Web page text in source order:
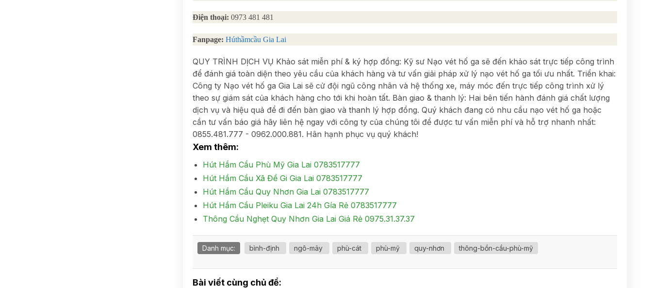
Điện thoại: 0973 481 481
Fanpage: Húthầmcầu Gia Lai
QUY TRÌNH DỊCH VỤ Khảo sát miễn phí & ký hợp đồng: Kỹ sư Nạo vét hố ga sẽ đến khảo sát trực tiếp công trình
để đánh giá toàn diện theo yêu cầu của khách hàng và tư vấn giải pháp xử lý nạo vét hố ga tối ưu nhất. Triển khai:
Công ty Nạo vét hố ga Gia Lai sẽ cử đội ngũ công nhân và hệ thống xe, máy móc đến trực tiếp công trình xử lý
theo sự giám sát của khách hàng cho tới khi hoàn tất. Bàn giao & thanh lý: Hai bên tiến hành đánh giá chất lượng
dịch vụ và hiệu quả để đi đến bàn giao và thanh lý hợp đồng. Quý khách đang có nhu cầu nạo vét hố ga hoặc
cần tư vấn báo giá hãy liên hệ ngay với công ty của chúng tôi để được tư vấn miễn phí và hỗ trợ nhanh nhất:
0855.481.777 - 0962.000.881. Hân hạnh phục vụ quý khách!
Xem thêm:
Hút Hầm Cầu Phù Mỹ Gia Lai 0783517777
Hút Hầm Cầu Xã Đề Gi Gia Lai 0783517777
Hút Hầm Cầu Quy Nhơn Gia Lai 0783517777
Hút Hầm Cầu Pleiku Gia Lai 24h Gía Rẻ 0783517777
Thông Cầu Nghẹt Quy Nhơn Gia Lai Giá Rẻ 0975.31.37.37
Danh mục: bình-định ngô-mây phù-cát phù-mỹ quy-nhơn thông-bồn-cầu-phù-mỹ
Bài viết cùng chủ đề: